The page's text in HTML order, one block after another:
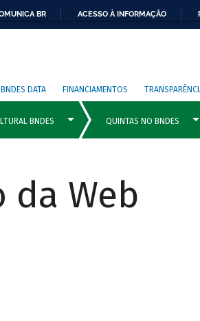
BR ACESSO À INFORMAÇÃO
BNDES DATA FINANCIAMENTOS
Web